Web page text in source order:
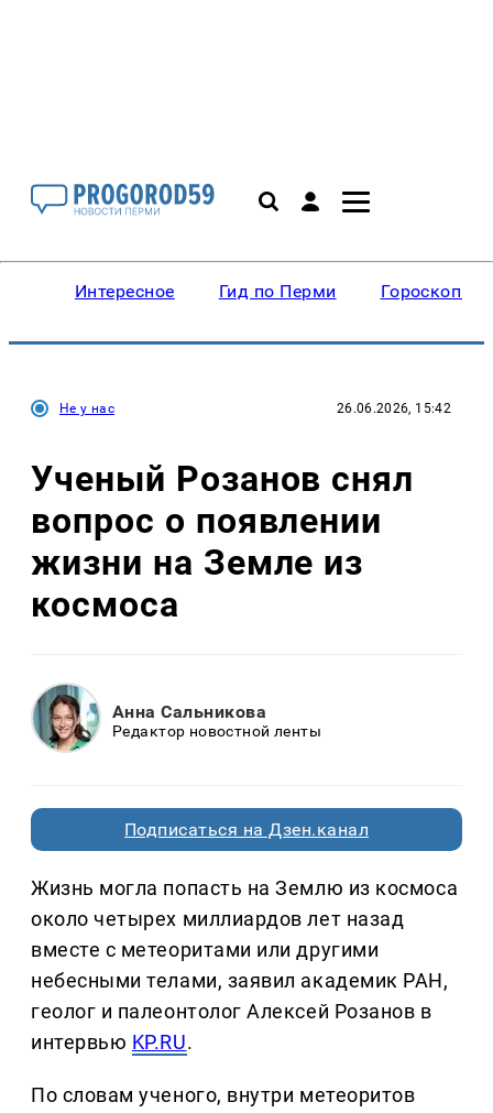
Интересное Гид по Перми Гороскопы
Не у нас 26.06.2026, 15:42
Ученый Розанов снял
вопрос о появлении
жизни на Земле из
космоса
Анна Сальникова
Редактор новостной ленты
Подписаться на Дзен.канал
Жизнь могла попасть на Землю из космоса
около четырех миллиардов лет назад
вместе с метеоритами или другими
небесными телами, заявил академик РАН,
геолог и палеонтолог Алексей Розанов в
интервью KP.RU.
По словам ученого, внутри метеоритов